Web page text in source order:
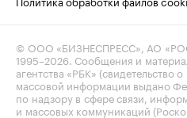
© ООО «БИЗНЕСПРЕСС», АО
1995–2026. Сообщения и
агентства «РБК» (свидетельство
массовой информации выдано
по надзору в сфере связи,
и массовых коммуникаций